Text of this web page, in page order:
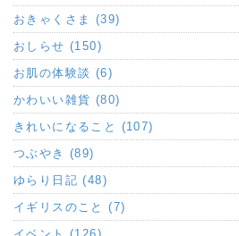
おきゃくさま (39)
おしらせ (150)
お肌の体験談 (6)
かわいい雑貨 (80)
きれいになること (107)
つぶやき (89)
ゆらり日記 (48)
イギリスのこと (7)